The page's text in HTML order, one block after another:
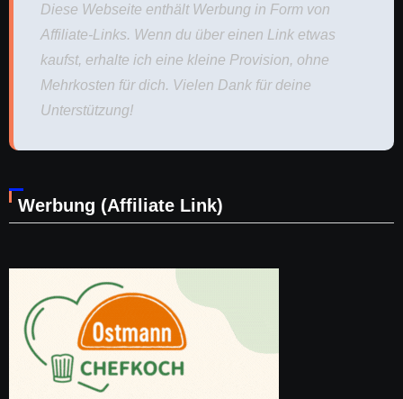
Diese Webseite enthält Werbung in Form von
Affiliate-Links. Wenn du über einen Link etwas
kaufst, erhalte ich eine kleine Provision, ohne
Mehrkosten für dich. Vielen Dank für deine
Unterstützung!
Werbung (Affiliate Link)